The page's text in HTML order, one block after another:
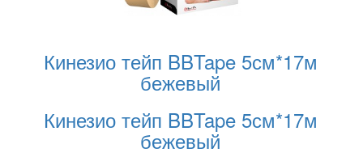
Кинезио тейп BBTape 5см*17м
бежевый
Кинезио тейп BBTape 5см*17м
бежевый